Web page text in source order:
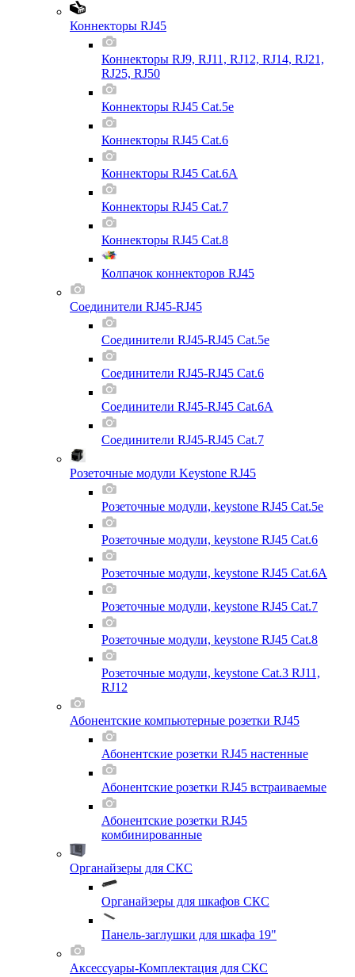
Коннекторы RJ45
Коннекторы RJ9, RJ11, RJ12, RJ14, RJ21,
RJ25, RJ50
Коннекторы RJ45 Cat.5e
Коннекторы RJ45 Cat.6
Коннекторы RJ45 Cat.6A
Коннекторы RJ45 Cat.7
Коннекторы RJ45 Cat.8
Колпачок коннекторов RJ45
Соединители RJ45-RJ45
Соединители RJ45-RJ45 Cat.5e
Соединители RJ45-RJ45 Cat.6
Соединители RJ45-RJ45 Cat.6A
Соединители RJ45-RJ45 Cat.7
Розеточные модули Keystone RJ45
Розеточные модули, keystone RJ45 Cat.5e
Розеточные модули, keystone RJ45 Cat.6
Розеточные модули, keystone RJ45 Cat.6A
Розеточные модули, keystone RJ45 Cat.7
Розеточные модули, keystone RJ45 Cat.8
Розеточные модули, keystone Cat.3 RJ11,
RJ12
Абонентские компьютерные розетки RJ45
Абонентские розетки RJ45 настенные
Абонентские розетки RJ45 встраиваемые
Абонентские розетки RJ45
комбинированные
Органайзеры для СКС
Органайзеры для шкафов СКС
Панель-заглушки для шкафа 19"
Аксессуары-Комплектация для СКС